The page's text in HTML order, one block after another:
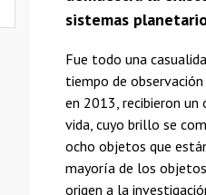
sistemas
Fue todo una
tiempo de
en 2013, recibieron
vida, cuyo brillo se
ocho objetos que
mayoría de los
origen a la